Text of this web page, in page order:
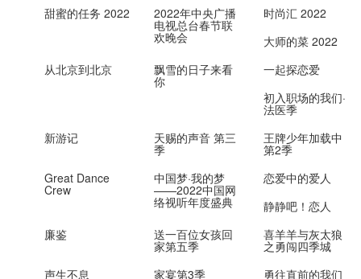
甜蜜的任务 2022
2022年中央广播
电视总台春节联
欢晚会
时尚汇 2022
大师的菜 2022
从北京到北京
飘雪的日子来看
你
一起探恋爱
初入职场的我们·
法医季
新游记
天赐的声音 第三
季
王牌少年加载中
第2季
Great Dance
Crew
中国梦·我的梦
——2022中国网
络视听年度盛典
恋爱中的爱人
静静吧！恋人
廉鉴
送一百位女孩回
家第五季
喜羊羊与灰太狼
之勇闯四季城
声生不息
家宴第3季
勇往直前的我们